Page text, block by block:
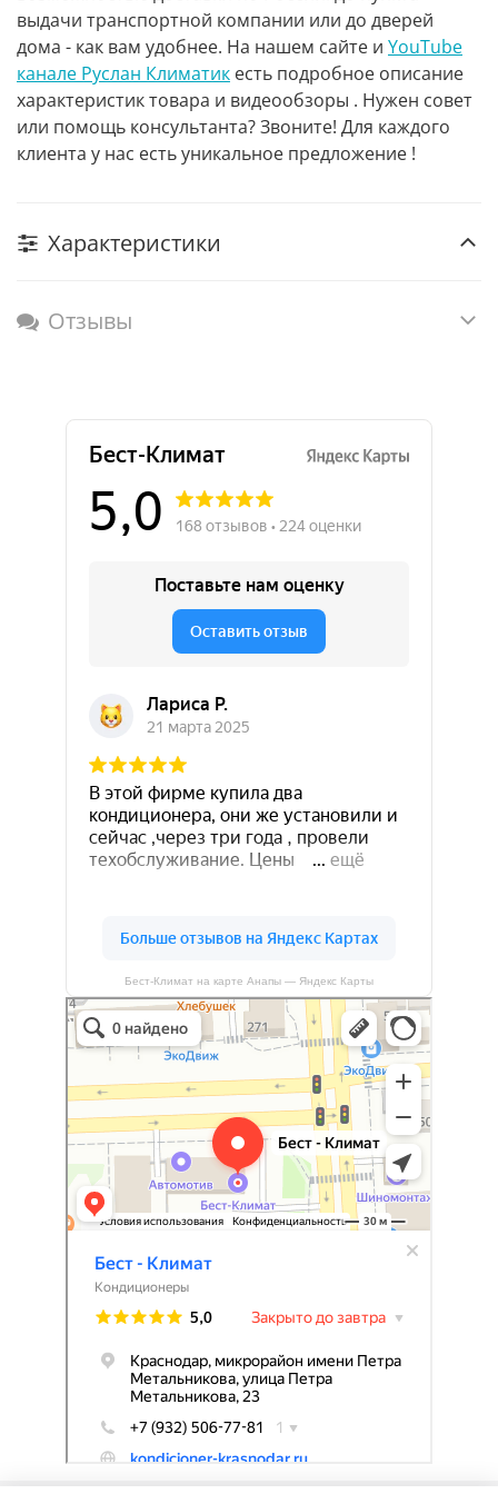
выдачи транспортной компании или до дверей
дома - как вам удобнее. На нашем сайте и YouTube
канале Руслан Климатик есть подробное описание
характеристик товара и видеообзоры . Нужен совет
или помощь консультанта? Звоните! Для каждого
клиента у нас есть уникальное предложение !
Характеристики
Отзывы
Бест-Климат на карте Анапы — Яндекс Карты
Бест-климат
Кондиционеры в Краснодаре